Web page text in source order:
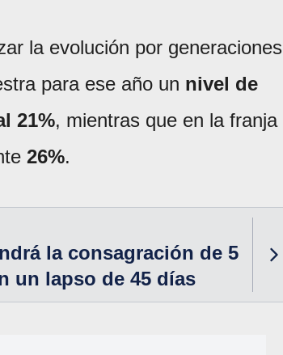
la evolución por
para ese año un nivel de
21%, mientras que en la franja
26%.
la consagración de 5
un lapso de 45 días